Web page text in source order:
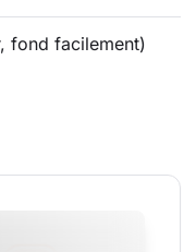
fond facilement)